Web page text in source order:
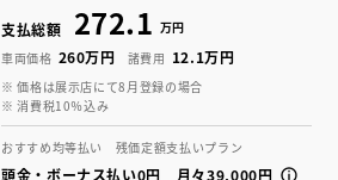
支払総額 272.1 万円
車両価格 260万円 諸費用 12.1万円
※ 価格は展示店にて8月登録の場合
※ 消費税10％込み
おすすめ均等払い 残価定額支払いプラン
頭金・ボーナス払い0円 月々39,000円